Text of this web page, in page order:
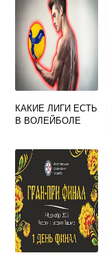
КАКИЕ ЛИГИ ЕСТЬ
В ВОЛЕЙБОЛЕ